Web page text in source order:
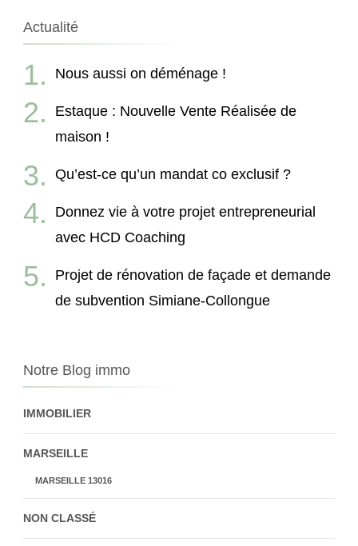
Actualité
Nous aussi on déménage !
Estaque : Nouvelle Vente Réalisée de
maison !
Qu’est-ce qu’un mandat co exclusif ?
Donnez vie à votre projet entrepreneurial
avec HCD Coaching
Projet de rénovation de façade et demande
de subvention Simiane-Collongue
Notre Blog immo
IMMOBILIER
MARSEILLE
MARSEILLE 13016
NON CLASSÉ